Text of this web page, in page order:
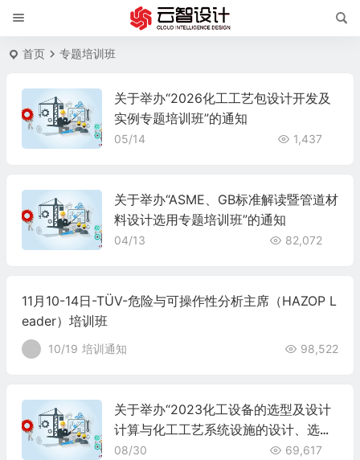
首页 专题培训班
关于举办“2026化工工艺包设计开发及
实例专题培训班”的通知
05/14 1,437
关于举办“ASME、GB标准解读暨管道材
料设计选用专题培训班”的通知
04/13 82,072
11月10-14日-TÜV-危险与可操作性分析主席（HAZOP L
eader）培训班
10/19 培训通知 98,522
关于举办“2023化工设备的选型及设计
计算与化工工艺系统设施的设计、选用
培训班”的通知
08/30 69,617